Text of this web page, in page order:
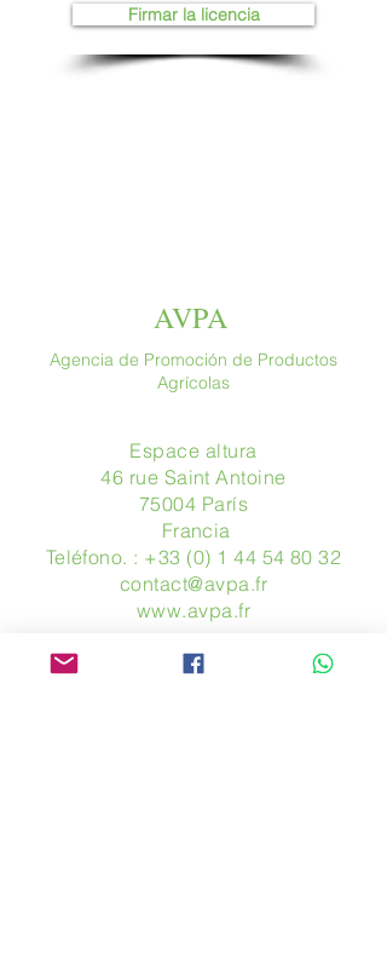
Firmar la licencia
AVPA
Agencia de Promoción de Productos
Agrícolas
Espace altura
46 rue Saint Antoine
75004 París
​ Francia
Teléfono. : +33 (0) 1 44 54 80 32
contact@avpa.fr
www.avpa.fr